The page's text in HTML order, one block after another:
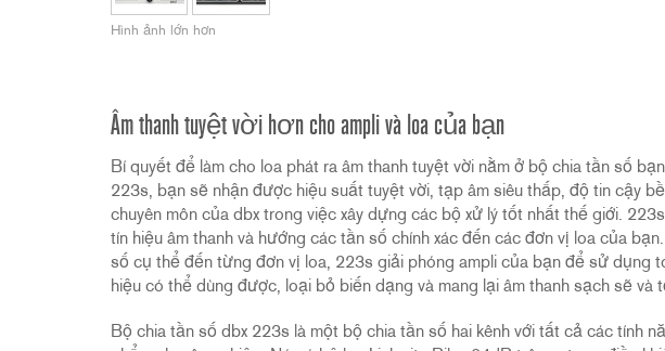
CT-2
CT-3
DI4
Hình ảnh lớn hơn
Âm thanh tuyệt vời hơn cho ampli và loa của bạn
Bí quyết để làm cho loa phát ra âm thanh tuyệt vời nằm ở bộ chia tần số
223s, bạn sẽ nhận được hiệu suất tuyệt vời, tạp âm siêu thấp, độ tin cậy
chuyên môn của dbx trong việc xây dựng các bộ xử lý tốt nhất thế giới.
tín hiệu âm thanh và hướng các tần số chính xác đến các đơn vị loa của
số cụ thể đến từng đơn vị loa, 223s giải phóng ampli của bạn để sử dụng
hiệu có thể dùng được, loại bỏ biến dạng và mang lại âm thanh sạch sẽ và
Bộ chia tần số dbx 223s là một bộ chia tần số hai kênh với tất cả các tính